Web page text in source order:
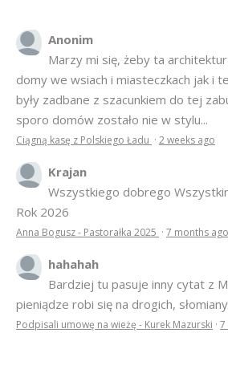
Anonim
Marzy mi się, żeby ta
domy we wsiach i miasteczkach jak i
były zadbane z szacunkiem do tej
sporo domów zostało nie w stylu...
Ciągną kasę z Polskiego Ładu · 2 weeks ago
Krajan
Wszystkiego dobrego
Rok 2026
Anna Bogusz - Pastorałka 2025 · 7 months ago
hahahah
Bardziej tu pasuje inny cytat z
pieniądze robi się na drogich,
Podpisali umowę na wieżę - Kurek Mazurski · 7